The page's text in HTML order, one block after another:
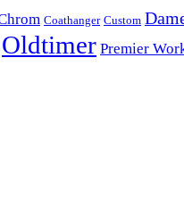
Coathanger Custom
Oldtimer Premier